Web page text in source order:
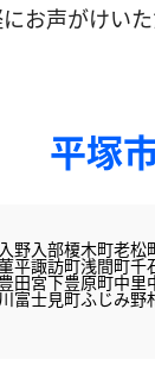
お声がけいた
平塚
入野入部榎木町老松
平諏訪町浅間町千
田宮下豊原町中里
富士見町ふじみ野